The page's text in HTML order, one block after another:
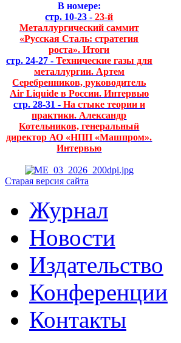
В номере:
стр. 10-23 - 23-й
Металлургический саммит
«Русская Сталь: стратегия
роста». Итоги
стр. 24-27 - Технические газы для
металлургии. Артем
Серебренников, руководитель
Air Liquide в России. Интервью
стр. 28-31 - На стыке теории и
практики. Александр
Котельников, генеральный
директор АО «НПП «Машпром».
Интервью
Старая версия сайта
Журнал
Новости
Издательство
Конференции
Контакты